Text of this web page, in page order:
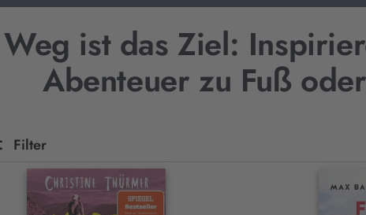
ist das Ziel:
Abenteuer zu Fuß
Filter